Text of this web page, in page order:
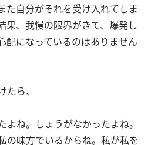
た自分がそれを受け入れてしま
果、我慢の限界がきて、爆発し
配になっているのはありません
ら、
よね。しょうがなかったよね。
の味方でいるからね。私が私を